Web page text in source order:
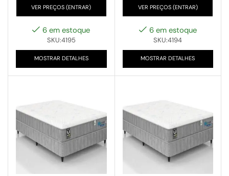
VER PREÇOS (ENTRAR)
6 em estoque
SKU:4195
MOSTRAR DETALHES
VER PREÇOS (ENTRAR)
6 em estoque
SKU:4194
MOSTRAR DETALHES